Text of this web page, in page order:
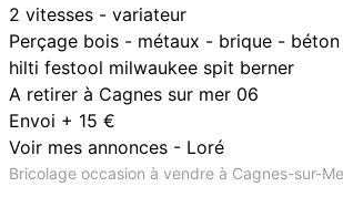
2 vitesses - variateur
Perçage bois - métaux - brique - béton
hilti festool milwaukee spit berner
A retirer à Cagnes sur mer 06
Envoi + 15 €
Voir mes annonces - Loré
Bricolage occasion à vendre à Cagnes-sur-